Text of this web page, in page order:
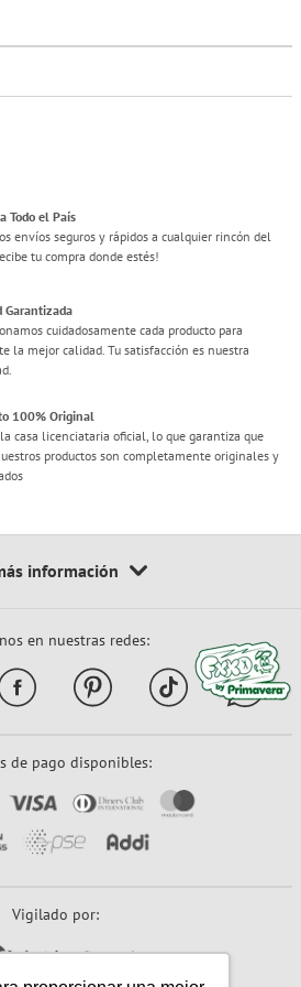
Todo el País
envíos seguros y rápidos a cualquier rincón del
tu compra donde estés!
Garantizada
cuidadosamente cada producto para
la mejor calidad. Tu satisfacción es nuestra
100% Original
casa licenciataria oficial, lo que garantiza que
productos son completamente originales y
en nuestras redes:
de pago disponibles:
Vigilado por: